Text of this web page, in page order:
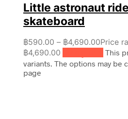
Little astronaut
skateboard
฿590.00 – ฿4,690.00Price
฿4,690.00
This
variants. The options may be
page